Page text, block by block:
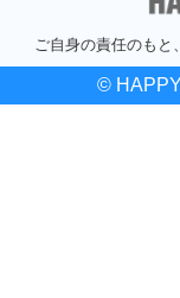
ご自身の責任のもと
©